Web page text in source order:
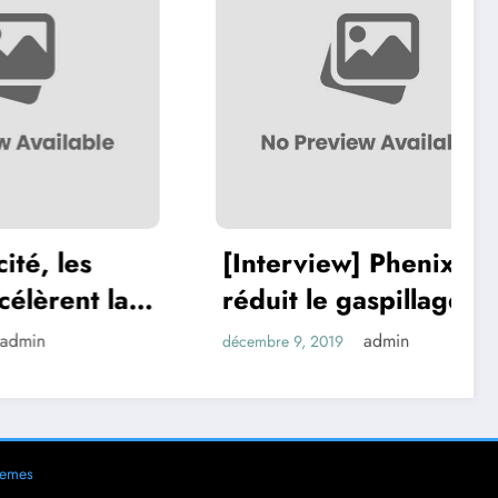
la
[Interview] Phenix
réduit le gaspillage
alimentaire des GMS
décembre 9, 2019 admin